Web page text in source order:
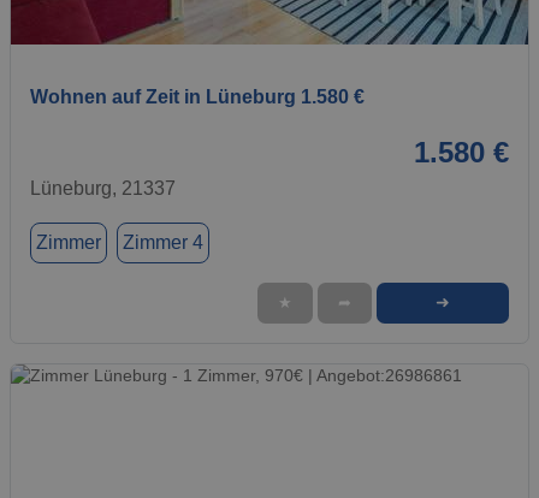
1 / 1
Wohnen auf Zeit in Lüneburg 1.580 €
1.580 €
Lüneburg, 21337
Zimmer Zimmer 4
★ ➦ ➜